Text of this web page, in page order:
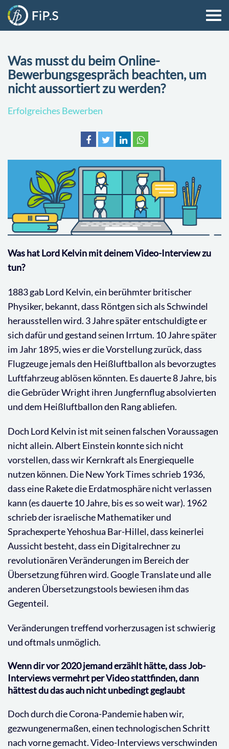
Was musst du beim Online-
Bewerbungsgespräch beachten, um
nicht aussortiert zu werden?
Erfolgreiches Bewerben
Was hat Lord Kelvin mit deinem Video-Interview zu
tun?
1883 gab Lord Kelvin, ein berühmter britischer
Physiker, bekannt, dass Röntgen sich als Schwindel
herausstellen wird. 3 Jahre später entschuldigte er
sich dafür und gestand seinen Irrtum. 10 Jahre später
im Jahr 1895, wies er die Vorstellung zurück, dass
Flugzeuge jemals den Heißluftballon als bevorzugtes
Luftfahrzeug ablösen könnten. Es dauerte 8 Jahre, bis
die Gebrüder Wright ihren Jungfernflug absolvierten
und dem Heißluftballon den Rang abliefen.
Doch Lord Kelvin ist mit seinen falschen Voraussagen
nicht allein. Albert Einstein konnte sich nicht
vorstellen, dass wir Kernkraft als Energiequelle
nutzen können. Die New York Times schrieb 1936,
dass eine Rakete die Erdatmosphäre nicht verlassen
kann (es dauerte 10 Jahre, bis es so weit war). 1962
schrieb der israelische Mathematiker und
Sprachexperte Yehoshua Bar-Hillel, dass keinerlei
Aussicht besteht, dass ein Digitalrechner zu
revolutionären Veränderungen im Bereich der
Übersetzung führen wird. Google Translate und alle
anderen Übersetzungstools bewiesen ihm das
Gegenteil.
Veränderungen treffend vorherzusagen ist schwierig
und oftmals unmöglich.
Wenn dir vor 2020 jemand erzählt hätte, dass Job-
Interviews vermehrt per Video stattfinden, dann
hättest du das auch nicht unbedingt geglaubt
Doch durch die Corona-Pandemie haben wir,
gezwungenermaßen, einen technologischen Schritt
nach vorne gemacht. Video-Interviews verschwinden